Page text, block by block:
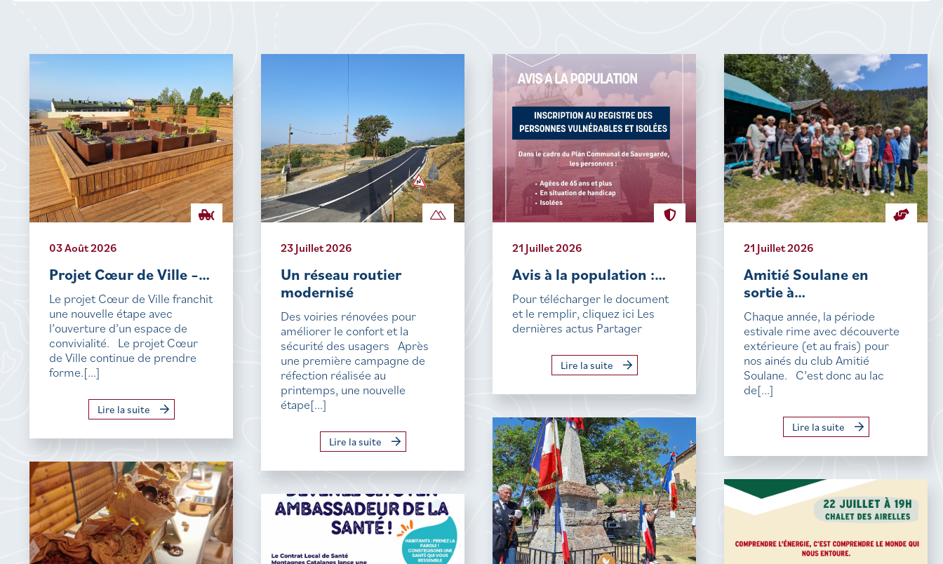
03 Août 2026
Projet Cœur de Ville –…
Le projet Cœur de Ville franchit
une nouvelle étape avec
l’ouverture d’un espace de
convivialité. Le projet Cœur
de Ville continue de prendre
forme.[...]
Lire la suite
23 Juillet 2026
Un réseau routier
modernisé
Des voiries rénovées pour
améliorer le confort et la
sécurité des usagers Après
une première campagne de
réfection réalisée au
printemps, une nouvelle
étape[...]
Lire la suite
21 Juillet 2026
Avis à la population :…
Pour télécharger le document
et le remplir, cliquez ici Les
dernières actus Partager
Lire la suite
21 Juillet 2026
Amitié Soulane en
sortie à…
Chaque année, la période
estivale rime avec découverte
extérieure (et au frais) pour
nos ainés du club Amitié
Soulane. C’est donc au lac
de[...]
Lire la suite